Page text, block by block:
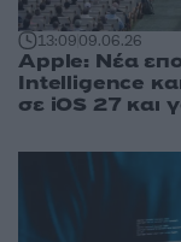
13:0909.06.26
Apple: Νέα
Intelligence
σε iOS 27 και